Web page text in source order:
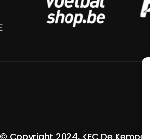
© Copyright 2024, KFC De Kempen